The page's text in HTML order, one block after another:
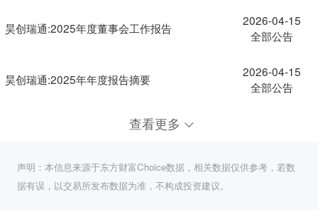
昊创瑞通:2025年度董事会工作报告
2026-04-15
全部公告
昊创瑞通:2025年年度报告摘要
2026-04-15
全部公告
查看更多
声明：本信息来源于东方财富Choice数据，相关数据仅供参考，若数
据有误，以交易所发布数据为准，不构成投资建议。